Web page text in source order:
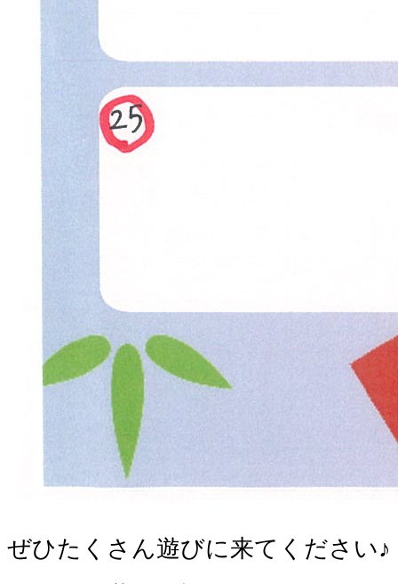
ぜひたくさん遊びに来てください♪